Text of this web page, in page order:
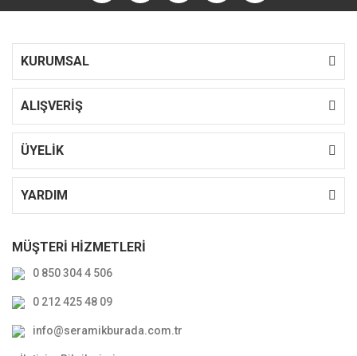
KURUMSAL
ALIŞVERİŞ
ÜYELİK
YARDIM
MÜŞTERİ HİZMETLERİ
0 850 304 4 506
0 212 425 48 09
info@seramikburada.com.tr